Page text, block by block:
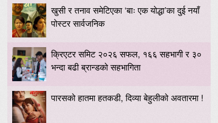
खुसी र तनाव समेटिएका ‘बाः एक योद्धा’का दुई नयाँ
पोस्टर सार्वजनिक
क्रिएटर समिट २०२६ सफल, १६६ सहभागी र ३०
भन्दा बढी ब्रान्डको सहभागिता
पारसको हातमा हतकडी, दिव्या बेहुलीको अवतारमा !